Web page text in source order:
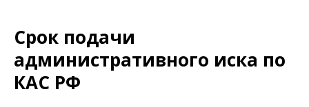
Срок подачи
административного иска по
КАС РФ